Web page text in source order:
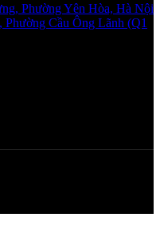
Phường Yên Hòa, Hà Nội
Cầu Ông Lãnh (Q1